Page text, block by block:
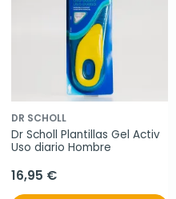
DR SCHOLL
Dr Scholl Plantillas Gel Activ
Uso diario Hombre
16,95 €